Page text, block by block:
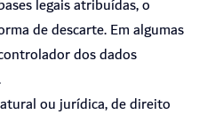
legais atribuídas, o
de descarte. Em algumas
dos dados
ou jurídica, de direito